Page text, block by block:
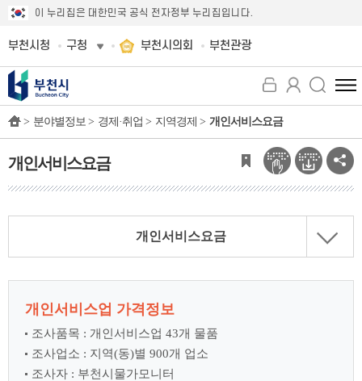
이 누리집은 대한민국 공식 전자정부 누리집입니다.
부천시청 구청 부천시의회 부천관광
전
체
뉴
보
기
> 분야별정보 > 경제·취업 > 지역경제 > 개인서비스요금
개인서비스요금
개인서비스요금
개인서비스업 가격정보
조사품목 : 개인서비스업 43개 물품
조사업소 : 지역(동)별 900개 업소
조사자 : 부천시물가모니터